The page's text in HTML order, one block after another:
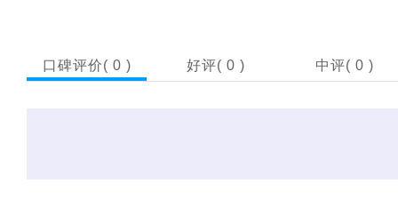
口碑评价( 0 ) 好评( 0 ) 中评( 0 )